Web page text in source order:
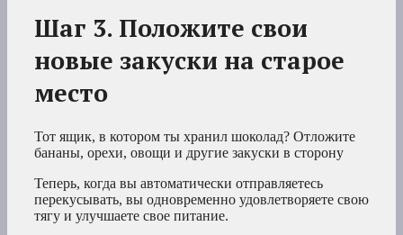
Шаг 3. Положите свои
новые закуски на старое
место
Тот ящик, в котором ты хранил шоколад? Отложите
бананы, орехи, овощи и другие закуски в сторону
Теперь, когда вы автоматически отправляетесь
перекусывать, вы одновременно удовлетворяете свою
тягу и улучшаете свое питание.